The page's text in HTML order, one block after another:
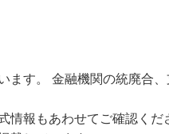
ます。 金融機関の統廃合
報もあわせてご確認くだ